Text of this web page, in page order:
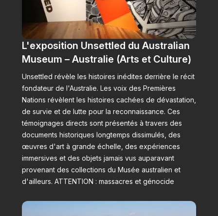
L'exposition Unsettled du Australian
Museum – Australie (Arts et Culture)
Unsettled révèle les histoires inédites derrière le récit
fondateur de l'Australie. Les voix des Premières
Nations révèlent les histoires cachées de dévastation,
de survie et de lutte pour la reconnaissance. Ces
témoignages directs sont présentés à travers des
documents historiques longtemps dissimulés, des
œuvres d'art à grande échelle, des expériences
immersives et des objets jamais vus auparavant
provenant des collections du Musée australien et
d'ailleurs. ATTENTION : massacres et génocide